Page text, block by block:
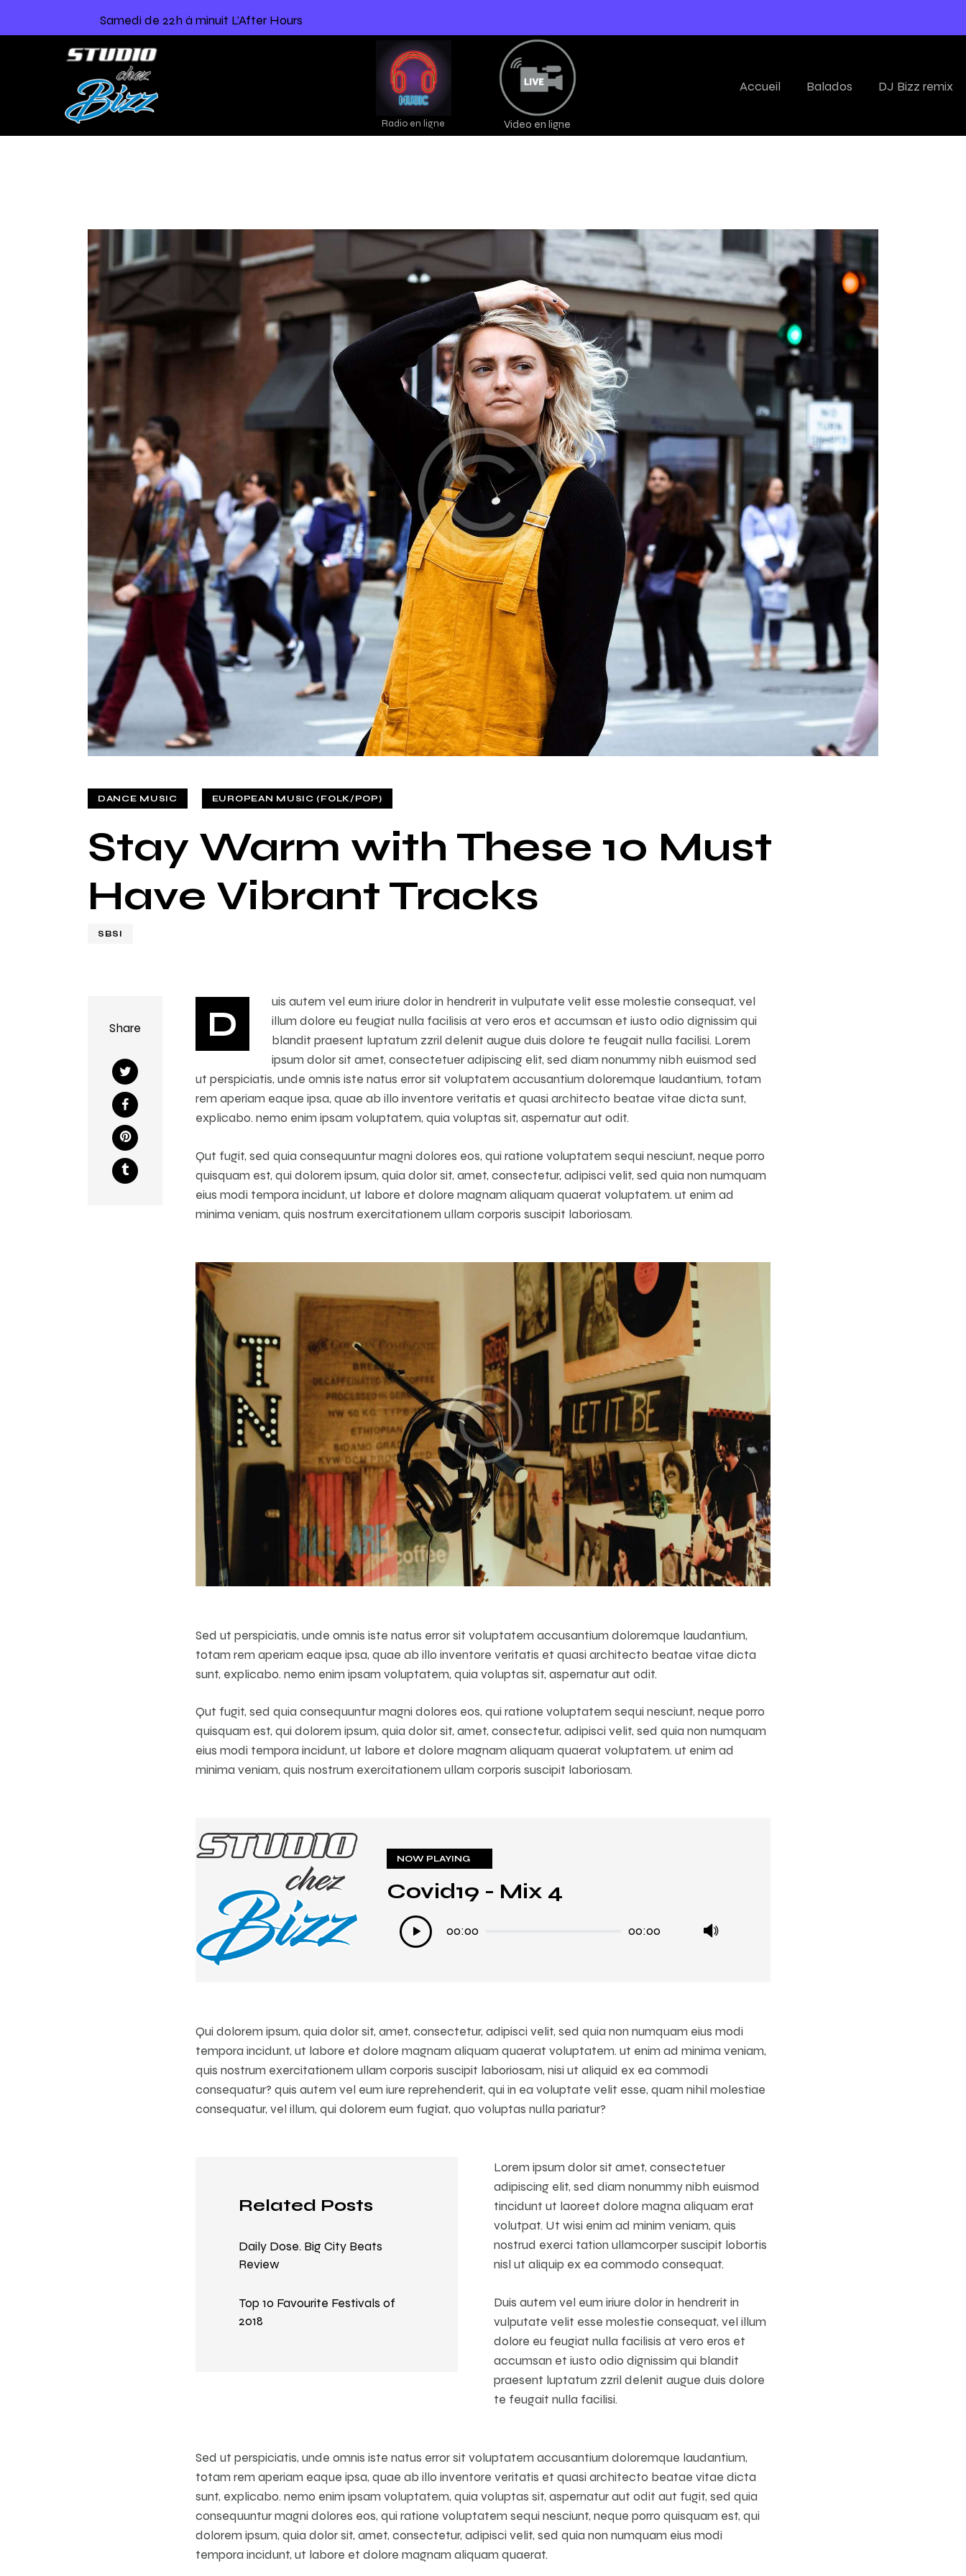
Samedi de 22h à minuit L’After Hours
Radio en ligne Video en ligne
Accueil Balados DJ Bizz remix
DANCE MUSIC EUROPEAN MUSIC (FOLK/POP)
Stay Warm with These 10 Must
Have Vibrant Tracks
SBSI
Share D
uis autem vel eum iriure dolor in hendrerit in vulputate velit esse molestie consequat, vel
illum dolore eu feugiat nulla facilisis at vero eros et accumsan et iusto odio dignissim qui
blandit praesent luptatum zzril delenit augue duis dolore te feugait nulla facilisi. Lorem
ipsum dolor sit amet, consectetuer adipiscing elit, sed diam nonummy nibh euismod sed
ut perspiciatis, unde omnis iste natus error sit voluptatem accusantium doloremque laudantium, totam
rem aperiam eaque ipsa, quae ab illo inventore veritatis et quasi architecto beatae vitae dicta sunt,
explicabo. nemo enim ipsam voluptatem, quia voluptas sit, aspernatur aut odit.
Qut fugit, sed quia consequuntur magni dolores eos, qui ratione voluptatem sequi nesciunt, neque porro
quisquam est, qui dolorem ipsum, quia dolor sit, amet, consectetur, adipisci velit, sed quia non numquam
eius modi tempora incidunt, ut labore et dolore magnam aliquam quaerat voluptatem. ut enim ad
minima veniam, quis nostrum exercitationem ullam corporis suscipit laboriosam.
Sed ut perspiciatis, unde omnis iste natus error sit voluptatem accusantium doloremque laudantium,
totam rem aperiam eaque ipsa, quae ab illo inventore veritatis et quasi architecto beatae vitae dicta
sunt, explicabo. nemo enim ipsam voluptatem, quia voluptas sit, aspernatur aut odit.
Qut fugit, sed quia consequuntur magni dolores eos, qui ratione voluptatem sequi nesciunt, neque porro
quisquam est, qui dolorem ipsum, quia dolor sit, amet, consectetur, adipisci velit, sed quia non numquam
eius modi tempora incidunt, ut labore et dolore magnam aliquam quaerat voluptatem. ut enim ad
minima veniam, quis nostrum exercitationem ullam corporis suscipit laboriosam.
NOW PLAYING
Covid19 - Mix 4
Lecteur
audio
00:00 00:00
Qui dolorem ipsum, quia dolor sit, amet, consectetur, adipisci velit, sed quia non numquam eius modi
tempora incidunt, ut labore et dolore magnam aliquam quaerat voluptatem. ut enim ad minima veniam,
quis nostrum exercitationem ullam corporis suscipit laboriosam, nisi ut aliquid ex ea commodi
consequatur? quis autem vel eum iure reprehenderit, qui in ea voluptate velit esse, quam nihil molestiae
consequatur, vel illum, qui dolorem eum fugiat, quo voluptas nulla pariatur?
Related Posts
Daily Dose. Big City Beats
Review
Top 10 Favourite Festivals of
2018
Lorem ipsum dolor sit amet, consectetuer
adipiscing elit, sed diam nonummy nibh euismod
tincidunt ut laoreet dolore magna aliquam erat
volutpat. Ut wisi enim ad minim veniam, quis
nostrud exerci tation ullamcorper suscipit lobortis
nisl ut aliquip ex ea commodo consequat.
Duis autem vel eum iriure dolor in hendrerit in
vulputate velit esse molestie consequat, vel illum
dolore eu feugiat nulla facilisis at vero eros et
accumsan et iusto odio dignissim qui blandit
praesent luptatum zzril delenit augue duis dolore
te feugait nulla facilisi.
Sed ut perspiciatis, unde omnis iste natus error sit voluptatem accusantium doloremque laudantium,
totam rem aperiam eaque ipsa, quae ab illo inventore veritatis et quasi architecto beatae vitae dicta
sunt, explicabo. nemo enim ipsam voluptatem, quia voluptas sit, aspernatur aut odit aut fugit, sed quia
consequuntur magni dolores eos, qui ratione voluptatem sequi nesciunt, neque porro quisquam est, qui
dolorem ipsum, quia dolor sit, amet, consectetur, adipisci velit, sed quia non numquam eius modi
tempora incidunt, ut labore et dolore magnam aliquam quaerat.